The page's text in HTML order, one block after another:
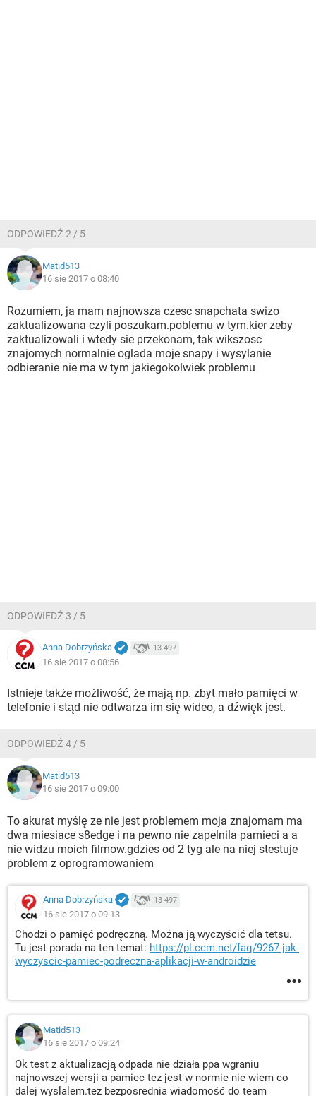
ODPOWIEDŹ 2 / 5
Matid513
16 sie 2017 o 08:40
Rozumiem, ja mam najnowsza czesc snapchata swizo
zaktualizowana czyli poszukam.poblemu w tym.kier zeby
zaktualizowali i wtedy sie przekonam, tak wikszosc
znajomych normalnie oglada moje snapy i wysylanie
odbieranie nie ma w tym jakiegokolwiek problemu
ODPOWIEDŹ 3 / 5
Anna Dobrzyńska 13 497
16 sie 2017 o 08:56
Istnieje także możliwość, że mają np. zbyt mało pamięci w
telefonie i stąd nie odtwarza im się wideo, a dźwięk jest.
ODPOWIEDŹ 4 / 5
Matid513
16 sie 2017 o 09:00
To akurat myślę ze nie jest problemem moja znajomam ma
dwa miesiace s8edge i na pewno nie zapelnila pamieci a a
nie widzu moich filmow.gdzies od 2 tyg ale na niej stestuje
problem z oprogramowaniem
Anna Dobrzyńska 13 497
16 sie 2017 o 09:13
Chodzi o pamięć podręczną. Można ją wyczyścić dla tetsu.
Tu jest porada na ten temat: https://pl.ccm.net/faq/9267-jak-
wyczyscic-pamiec-podreczna-aplikacji-w-androidzie
Matid513
16 sie 2017 o 09:24
Ok test z aktualizacją odpada nie działa ppa wgraniu
najnowszej wersji a pamiec tez jest w normie nie wiem co
dalej wyslalem.tez bezposrednia wiadomość do team